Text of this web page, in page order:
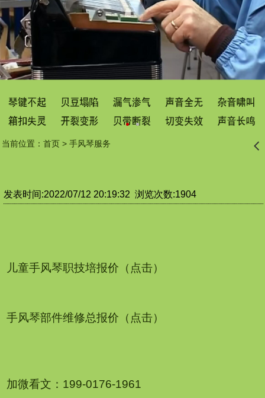
当前位置： 首页> 手风琴服务 󰊒
发表时间:2022/07/12 20:19:32 浏览次数:1904
儿童手风琴职技培报价（点击）
手风琴部件维修总报价（点击）
加微看文：199-0176-1961